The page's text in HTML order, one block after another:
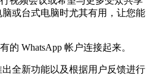
或台式电脑时尤其有用，让您能
WhatsApp 帐户连接起来。
全新功能以及根据用户反馈进行